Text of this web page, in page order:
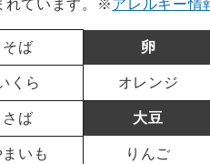
ています。 ※アレルギー情
そば 卵
くら オレンジ
さば 大豆
まいも りんご